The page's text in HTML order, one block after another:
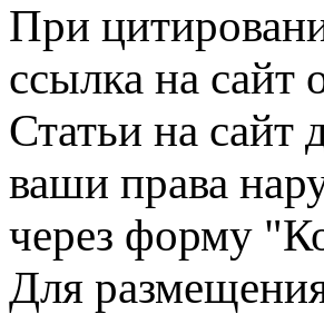
При
ссылка на сайт
Статьи на сайт
ваши права
через форму
Для